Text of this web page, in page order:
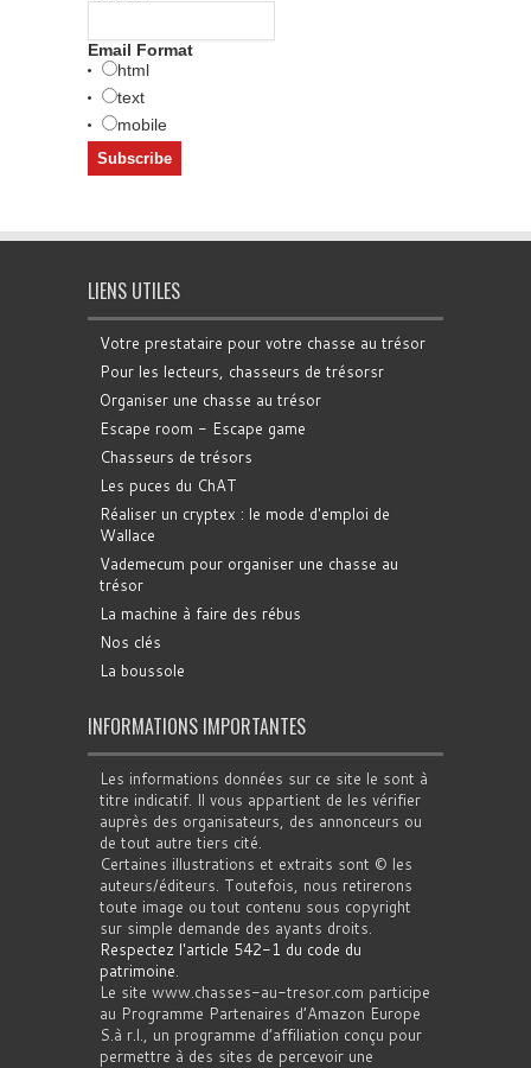
Email Format
html
text
mobile
LIENS UTILES
Votre prestataire pour votre chasse au trésor
Pour les lecteurs, chasseurs de trésorsr
Organiser une chasse au trésor
Escape room - Escape game
Chasseurs de trésors
Les puces du ChAT
Réaliser un cryptex : le mode d'emploi de
Wallace
Vademecum pour organiser une chasse au
trésor
La machine à faire des rébus
Nos clés
La boussole
INFORMATIONS IMPORTANTES
Les informations données sur ce site le sont à
titre indicatif. Il vous appartient de les vérifier
auprès des organisateurs, des annonceurs ou
de tout autre tiers cité.
Certaines illustrations et extraits sont © les
auteurs/éditeurs. Toutefois, nous retirerons
toute image ou tout contenu sous copyright
sur simple demande des ayants droits.
Respectez l'article 542-1 du code du
patrimoine.
Le site www.chasses-au-tresor.com participe
au Programme Partenaires d’Amazon Europe
S.à r.l., un programme d’affiliation conçu pour
permettre à des sites de percevoir une